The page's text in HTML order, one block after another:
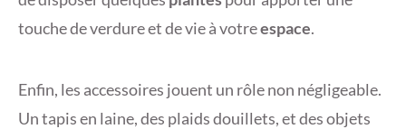
touche de verdure et de vie à votreespace.
Enfin, les accessoires jouent un rôle non négligeable.
Un tapis en laine, des plaids douillets, et des objets